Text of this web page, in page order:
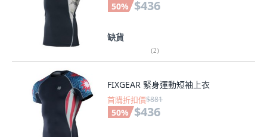
50% $436
缺貨
(2)
FIXGEAR 緊身運動短袖上衣
首購折扣價$881
50% $436